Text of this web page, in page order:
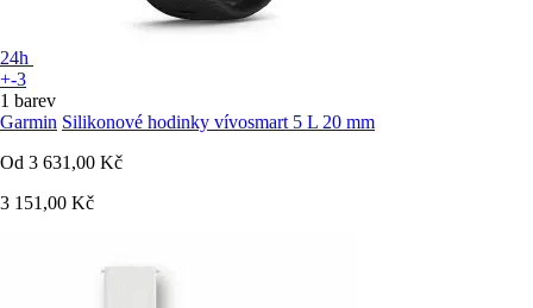
24h
+-3
1 barev
Garmin Silikonové hodinky vívosmart 5 L 20 mm
Od 3 631,00 Kč
3 151,00 Kč